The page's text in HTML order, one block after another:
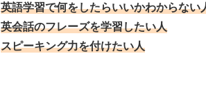
英語学習で何をしたらいいかわからない
英会話のフレーズを学習したい人
スピーキング力を付けたい人